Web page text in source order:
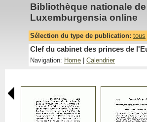
Bibliothèque nationale
Luxemburgensia online
Sélection du type de publication: tous
Clef du cabinet des princes de
Navigation: Home Calendrier